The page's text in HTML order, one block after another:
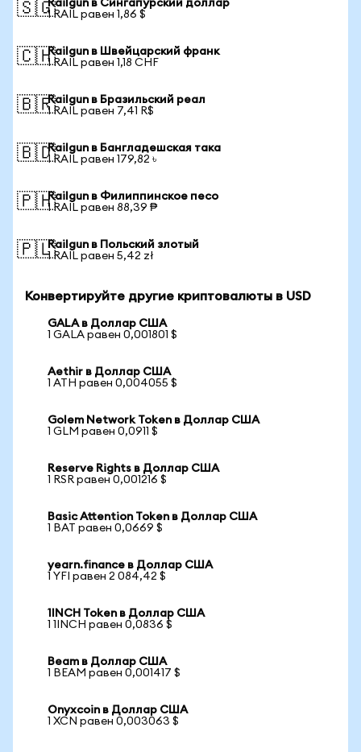
🇸🇬Railgun в Сингапурский доллар
1 RAIL равен 1,86 $
🇨🇭Railgun в Швейцарский франк
1 RAIL равен 1,18 CHF
🇧🇷Railgun в Бразильский реал
1 RAIL равен 7,41 R$
🇧🇩Railgun в Бангладешская така
1 RAIL равен 179,82 ৳
🇵🇭Railgun в Филиппинское песо
1 RAIL равен 88,39 ₱
🇵🇱Railgun в Польский злотый
1 RAIL равен 5,42 zł
Конвертируйте другие криптовалюты в USD
GALA в Доллар США
1 GALA равен 0,001801 $
Aethir в Доллар США
1 ATH равен 0,004055 $
Golem Network Token в Доллар США
1 GLM равен 0,0911 $
Reserve Rights в Доллар США
1 RSR равен 0,001216 $
Basic Attention Token в Доллар США
1 BAT равен 0,0669 $
yearn.finance в Доллар США
1 YFI равен 2 084,42 $
1INCH Token в Доллар США
1 1INCH равен 0,0836 $
Beam в Доллар США
1 BEAM равен 0,001417 $
Onyxcoin в Доллар США
1 XCN равен 0,003063 $